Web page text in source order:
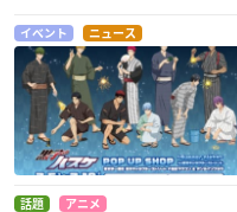
イベント ニュース
話題 アニメ